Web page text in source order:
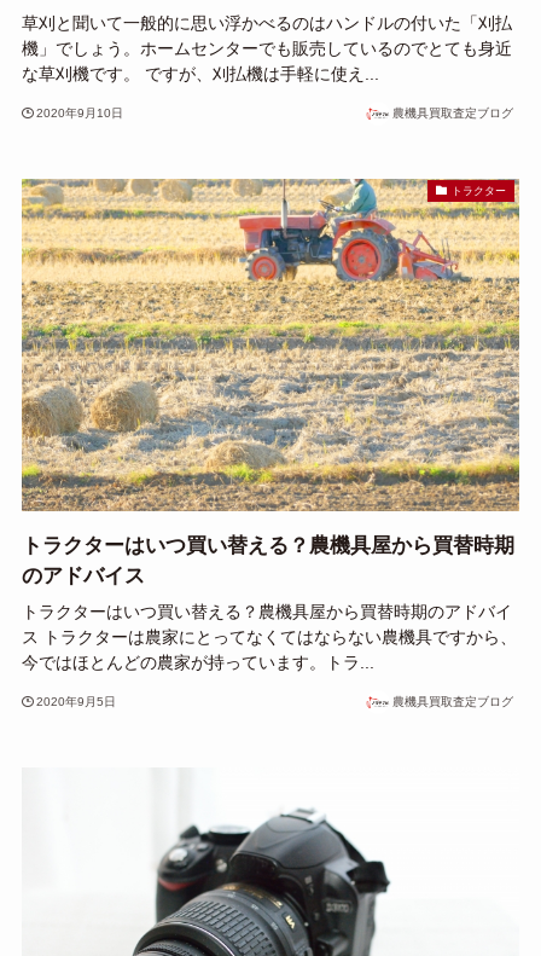
草刈と聞いて一般的に思い浮かべるのはハンドルの付いた「刈払
機」でしょう。ホームセンターでも販売しているのでとても身近
な草刈機です。 ですが、刈払機は手軽に使え...
2020年9月10日 農機具買取査定ブログ
トラクター
トラクターはいつ買い替える？農機具屋から買替時期
のアドバイス
トラクターはいつ買い替える？農機具屋から買替時期のアドバイ
ス トラクターは農家にとってなくてはならない農機具ですから、
今ではほとんどの農家が持っています。トラ...
2020年9月5日 農機具買取査定ブログ